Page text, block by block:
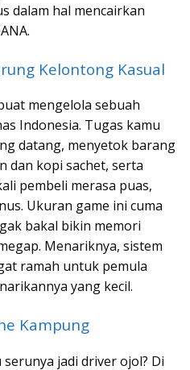
dalam hal mencairkan
Kelontong Kasual
mengelola sebuah
Indonesia. Tugas kamu
datang, menyetok barang
dan kopi sachet, serta
pembeli merasa puas,
Ukuran game ini cuma
bakal bikin memori
Menariknya, sistem
ramah untuk pemula
yang kecil.
Kampung
jadi driver ojol? Di